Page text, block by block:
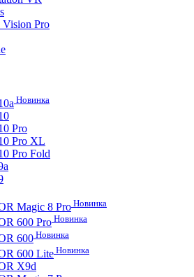
Vision Pro
Новинка
Pro
Pro XL
Pro Fold
Magic 8 Pro Новинка
600 Pro Новинка
600Новинка
600 Lite Новинка
X9d